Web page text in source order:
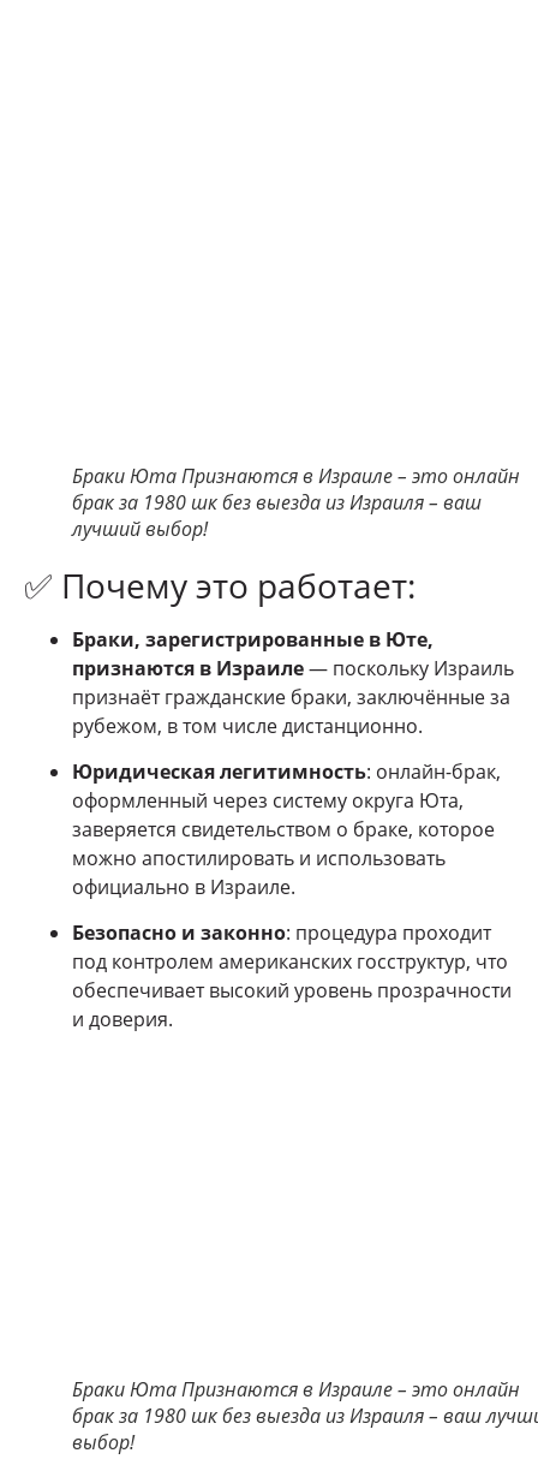
Браки Юта Признаются в Израиле – это онлайн
брак за 1980 шк без выезда из Израиля – ваш
лучший выбор!
✅ Почему это работает:
Браки, зарегистрированные в Юте,
признаются в Израиле— поскольку Израиль
признаёт гражданские браки, заключённые за
рубежом, в том числе дистанционно.
Юридическая легитимность: онлайн-брак,
оформленный через систему округа Юта,
заверяется свидетельством о браке, которое
можно апостилировать и использовать
официально в Израиле.
Безопасно и законно: процедура проходит
под контролем американских госструктур, что
обеспечивает высокий уровень прозрачности
и доверия.
Браки Юта Признаются в Израиле – это онлайн
брак за 1980 шк без выезда из Израиля – ваш
выбор!